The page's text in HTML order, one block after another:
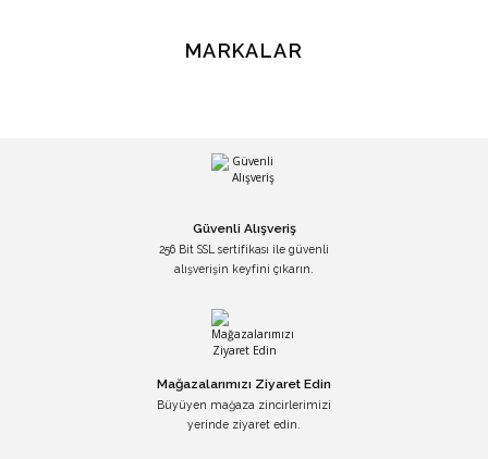
MARKALAR
Güvenli Alışveriş
256 Bit SSL sertifikası ile güvenli
alışverişin keyfini çıkarın.
Mağazalarımızı Ziyaret Edin
Büyüyen mağaza zincirlerimizi
yerinde ziyaret edin.